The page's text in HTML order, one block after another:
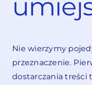
Nie wierzymy
przeznaczenie.
dostarczania treści